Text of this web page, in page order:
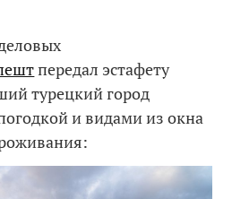
передал эстафету
турецкий город
и видами из окна